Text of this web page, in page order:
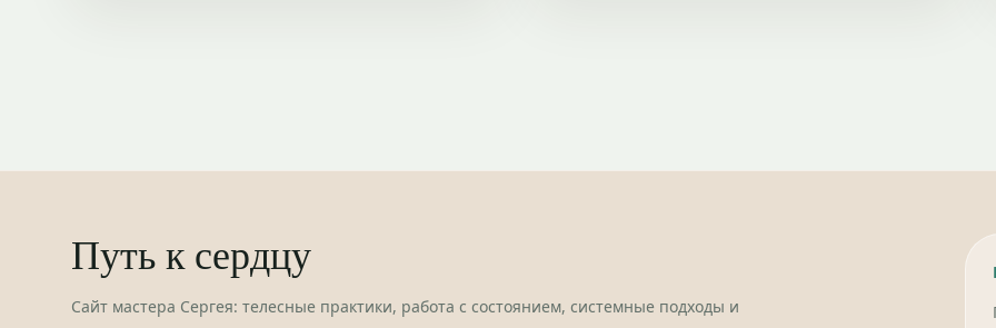
Путь к сердцу
Сайт мастера Сергея: телесные практики, работа с состоянием, системные подходы и